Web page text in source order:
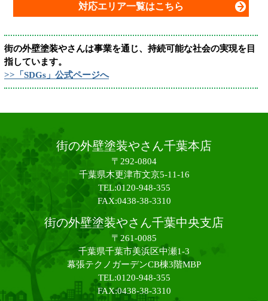
対応エリア一覧はこちら
街の外壁塗装やさんは事業を通じ、持続可能な社会の実現を目
指しています。
>>「SDGs」公式ページへ
街の外壁塗装やさん千葉本店
〒292-0804
千葉県木更津市文京5-11-16
TEL:0120-948-355
FAX:0438-38-3310
街の外壁塗装やさん千葉中央支店
〒261-0085
千葉県千葉市美浜区中瀬1-3
幕張テクノガーデンCB棟3階MBP
TEL:0120-948-355
FAX:0438-38-3310